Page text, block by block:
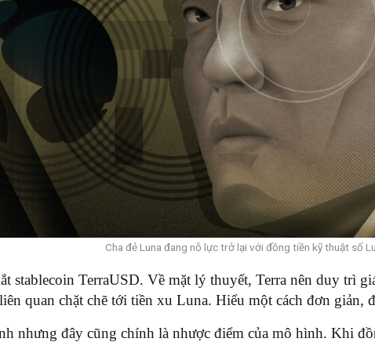
Cha đẻ Luna đang nỗ lực trở lại với đồng tiền kỹ thuật số
stablecoin TerraUSD. Về mặt lý thuyết, Terra nên duy trì
quan chặt chẽ tới tiền xu Luna. Hiểu một cách đơn giản,
nhưng đây cũng chính là nhược điểm của mô hình. Khi